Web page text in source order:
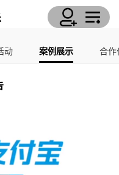
动 案例展示 合作